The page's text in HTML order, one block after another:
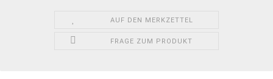
AUF DEN MERKZETTEL
FRAGE ZUM PRODUKT